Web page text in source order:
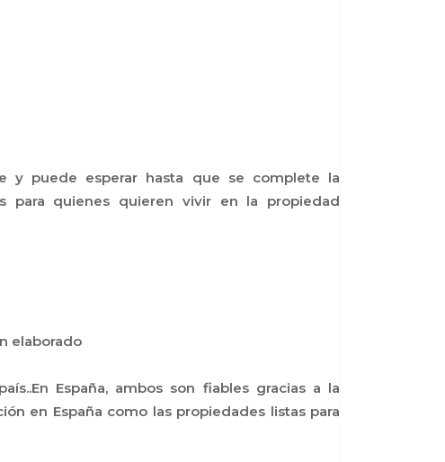
y puede esperar hasta que se complete la
para quienes quieren vivir en la propiedad
elaborado
España, ambos son fiables gracias a la
en España como las propiedades listas para